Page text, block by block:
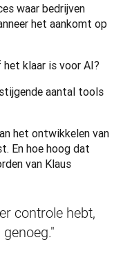
waar bedrijven
het aankomt op
klaar is voor AI?
aantal tools
het ontwikkelen van
En hoe hoog dat
van Klaus
controle hebt,